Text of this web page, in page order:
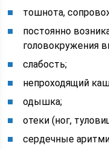
тошнота,
постоянно
головокружения
слабость;
непроходящий
одышка;
отеки (ног,
сердечные